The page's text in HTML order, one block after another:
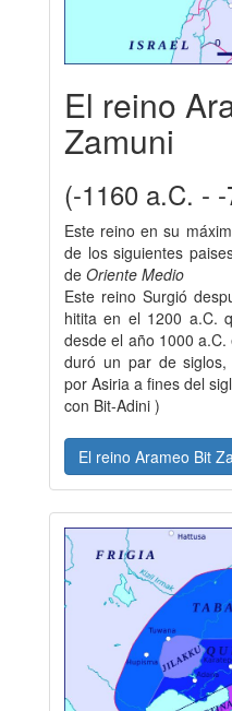
El reino
Zamuni
(-1160 a.C. -
Este reino en su
de los siguientes
de Oriente Medio
Este reino Surgió
hitita en el 1200 a.C.
desde el año 1000
duró un par de siglos,
por Asiria a fines del
con Bit-Adini )
El reino Arameo Bit